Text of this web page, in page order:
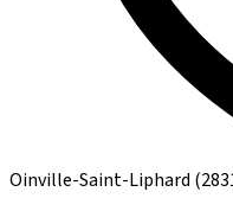
Oinville-Saint-Liphard